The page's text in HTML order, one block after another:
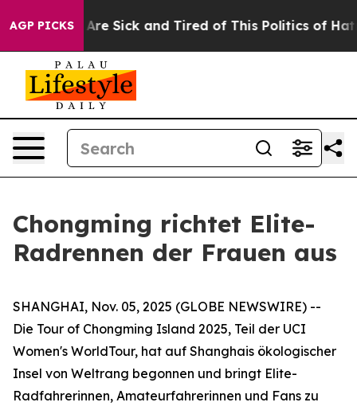
AGP PICKSAre Sick and Tired of This Politics of Hatred”
Chongming richtet Elite-
Radrennen der Frauen aus
SHANGHAI, Nov. 05, 2025 (GLOBE NEWSWIRE) --
Die Tour of Chongming Island 2025, Teil der UCI
Women's WorldTour, hat auf Shanghais ökologischer
Insel von Weltrang begonnen und bringt Elite-
Radfahrerinnen, Amateurfahrerinnen und Fans zu